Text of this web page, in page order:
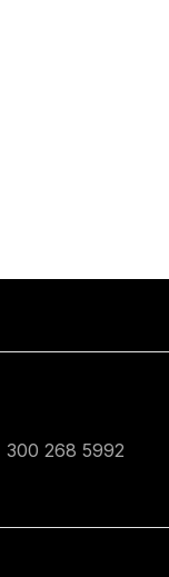
300 268 5992